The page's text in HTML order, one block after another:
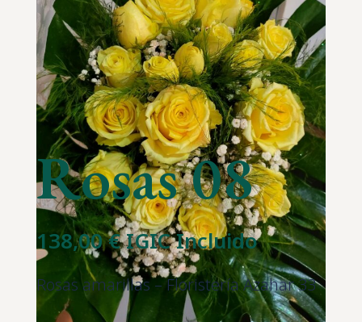
Rosas 08
138,00€IGIC Incluido
Rosas amarillas – Floristería Azahar 33